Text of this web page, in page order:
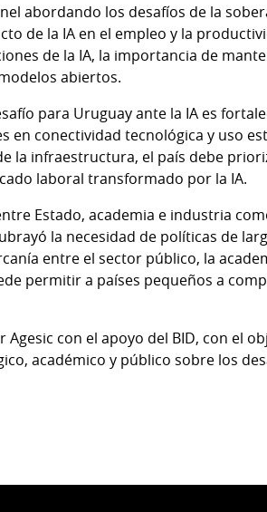
abordando los desafíos de la
de la IA en el empleo y la
de la IA, la importancia de
abiertos.
para Uruguay ante la IA es
en conectividad tecnológica y uso
la infraestructura, el país debe
laboral transformado por la IA.
Estado, academia e industria
la necesidad de políticas de
entre el sector público, la
permitir a países pequeños a
Agesic con el apoyo del BID, con el
académico y público sobre los